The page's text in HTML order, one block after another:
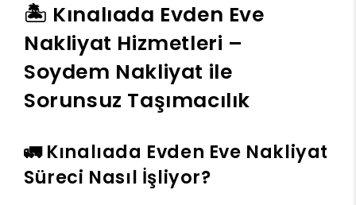
🏝️ Kınalıada Evden Eve
Nakliyat Hizmetleri –
Soydem Nakliyat ile
Sorunsuz Taşımacılık
🚛 Kınalıada Evden Eve Nakliyat
Süreci Nasıl İşliyor?